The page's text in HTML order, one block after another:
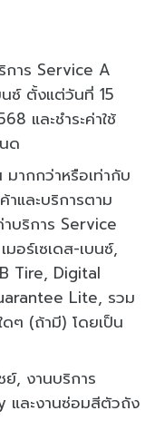
การ Service A
นซ์ ตั้งแต่วันที่ 15
และชำระค่าใช้
ด
ากกว่าหรือเท่ากับ
และบริการตาม
บริการ Service
อร์เซเดส-เบนซ์,
Tire, Digital
Lite, รวม
ดๆ (ถ้ามี) โดยเป็น
, งานบริการ
และงานซ่อมสีตัวถัง